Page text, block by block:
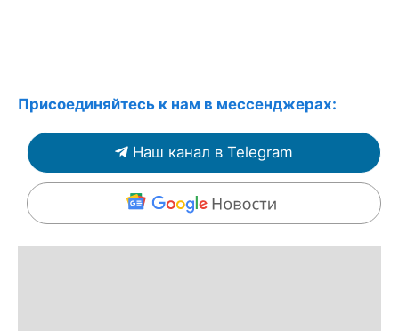
Присоединяйтесь к нам в мессенджерах:
Наш канал в Telegram